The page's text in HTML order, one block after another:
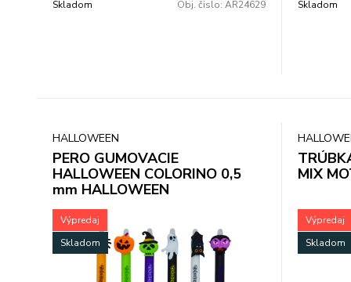
vrecku so závesom. Dĺžka: 60cm.
Skladom Obj. čislo: AR24629 Skladom
HALLOWEEN
PERO GUMOVACIE
HALLOWEEN COLORINO 0,5
mm HALLOWEEN
Výpredaj
Skladom
MIX
Výpredaj
Skladom